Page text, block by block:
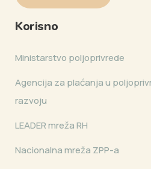
Korisno
Ministarstvo poljoprivrede
Agencija za plaćanja u
razvoju
LEADER mreža RH
Nacionalna mreža ZPP-a